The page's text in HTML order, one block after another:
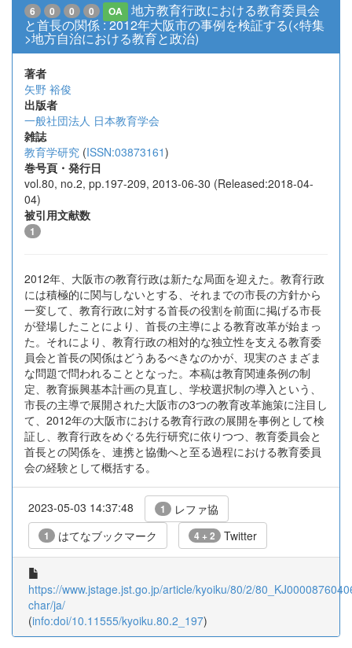
6 0 0 0 OA
地方教育行政における教育委員会
と首長の関係 : 2012年大阪市の事例を検証する(<特集
>地方自治における教育と政治)
著者
矢野 裕俊
出版者
一般社団法人 日本教育学会
雑誌
教育学研究 (ISSN:03873161)
巻号頁・発行日
vol.80, no.2, pp.197-209, 2013-06-30 (Released:2018-04-
04)
被引用文献数
1
2012年、大阪市の教育行政は新たな局面を迎えた。教育行政
には積極的に関与しないとする、それまでの市長の方針から
一変して、教育行政に対する首長の役割を前面に掲げる市長
が登場したことにより、首長の主導による教育改革が始まっ
た。それにより、教育行政の相対的な独立性を支える教育委
員会と首長の関係はどうあるべきなのかが、現実のさまざま
な問題で問われることとなった。本稿は教育関連条例の制
定、教育振興基本計画の見直し、学校選択制の導入という、
市長の主導で展開された大阪市の3つの教育改革施策に注目し
て、2012年の大阪市における教育行政の展開を事例として検
証し、教育行政をめぐる先行研究に依りつつ、教育委員会と
首長との関係を、連携と協働へと至る過程における教育委員
会の経験として概括する。
2023-05-03 14:37:48 1 レファ協
1 はてなブックマーク 4 + 2 Twitter
https://www.jstage.jst.go.jp/article/kyoiku/80/2/
char/ja/
(info:doi/10.11555/kyoiku.80.2_197)